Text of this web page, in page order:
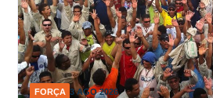
FORÇA 3 AGO 2026